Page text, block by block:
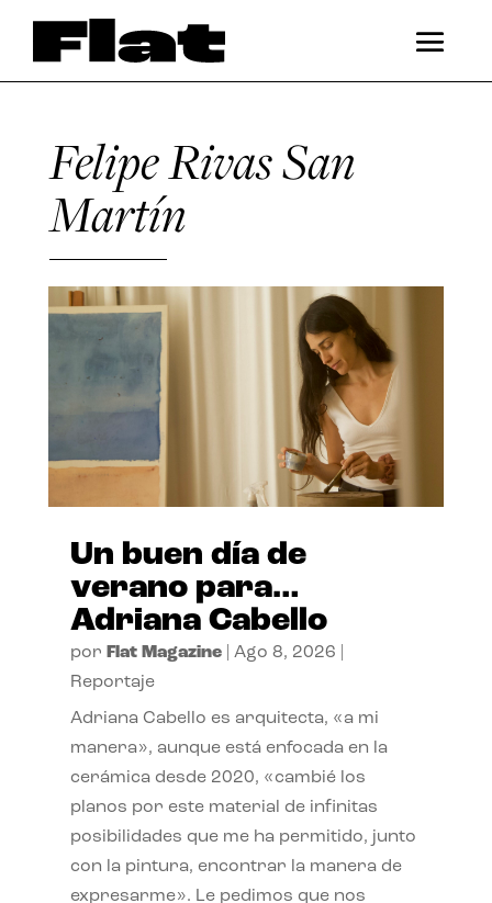
Felipe Rivas San
Martín
Un buen día de
verano para…
Adriana Cabello
por Flat Magazine| Ago 8, 2026
Reportaje
Adriana Cabello es arquitecta, «a mi
manera», aunque está enfocada en la
cerámica desde 2020, «cambié los
planos por este material de infinitas
posibilidades que me ha permitido, junto
con la pintura, encontrar la manera de
expresarme». Le pedimos que nos